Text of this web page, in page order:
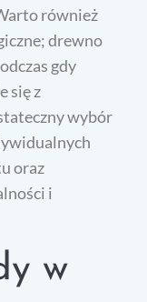
również
drewno
gdy
się z
wybór
oraz
i
w